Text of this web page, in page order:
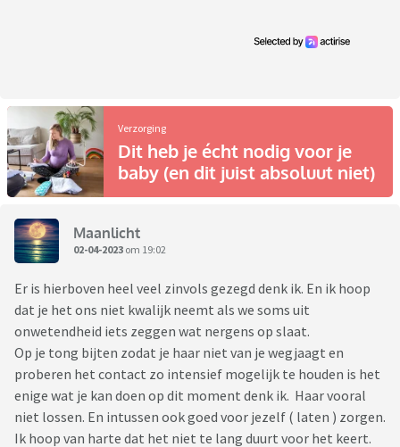
Verzorging
Dit heb je écht nodig voor je
baby (en dit juist absoluut niet)
Maanlicht
02-04-2023 om 19:02
Er is hierboven heel veel zinvols gezegd denk ik. En ik hoop
dat je het ons niet kwalijk neemt als we soms uit
onwetendheid iets zeggen wat nergens op slaat.
Op je tong bijten zodat je haar niet van je wegjaagt en
proberen het contact zo intensief mogelijk te houden is het
enige wat je kan doen op dit moment denk ik. Haar vooral
niet lossen. En intussen ook goed voor jezelf ( laten ) zorgen.
Ik hoop van harte dat het niet te lang duurt voor het keert.